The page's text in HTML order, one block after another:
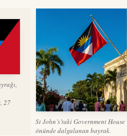
27
St John’s’taki Government House
önünde dalgalanan bayrak.